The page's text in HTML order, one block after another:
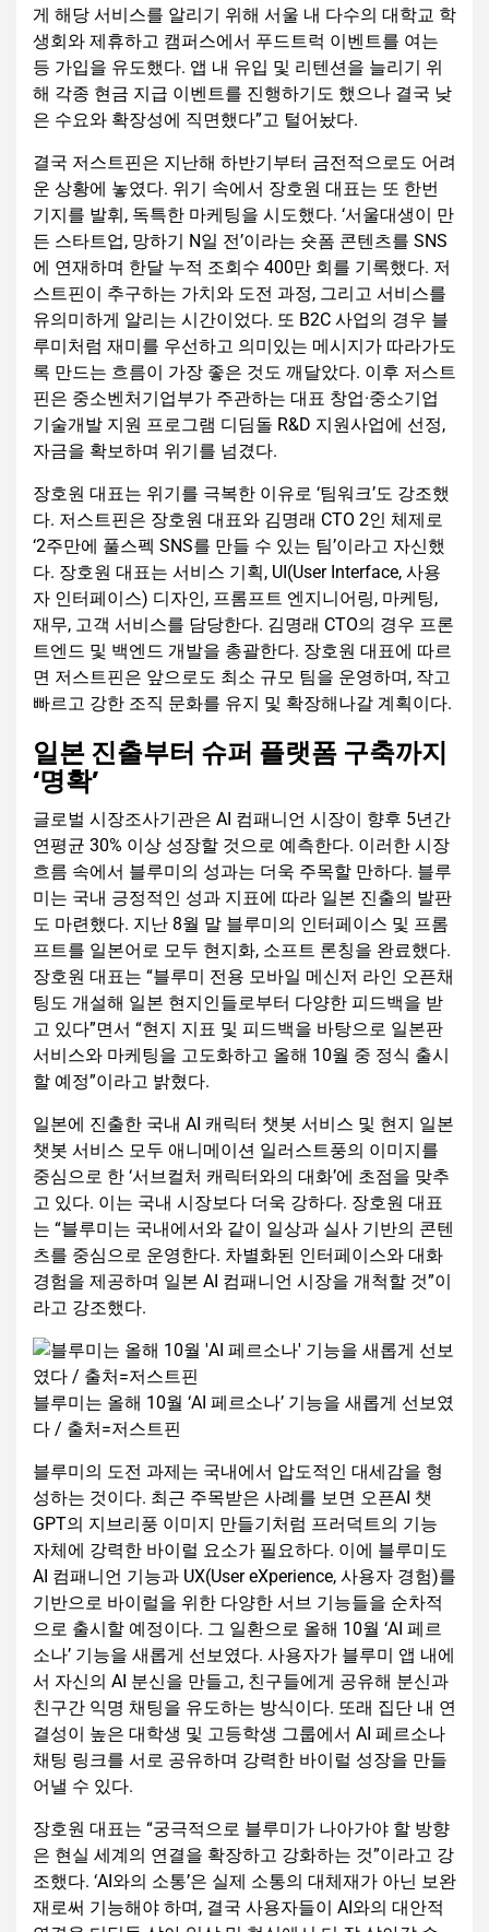
게 해당 서비스를 알리기 위해 서울 내 다수의 대학교 학
생회와 제휴하고 캠퍼스에서 푸드트럭 이벤트를 여는
등 가입을 유도했다. 앱 내 유입 및 리텐션을 늘리기 위
해 각종 현금 지급 이벤트를 진행하기도 했으나 결국 낮
은 수요와 확장성에 직면했다”고 털어놨다.
결국 저스트핀은 지난해 하반기부터 금전적으로도 어려
운 상황에 놓였다. 위기 속에서 장호원 대표는 또 한번
기지를 발휘, 독특한 마케팅을 시도했다. ‘서울대생이 만
든 스타트업, 망하기 N일 전’이라는 숏폼 콘텐츠를 SNS
에 연재하며 한달 누적 조회수 400만 회를 기록했다. 저
스트핀이 추구하는 가치와 도전 과정, 그리고 서비스를
유의미하게 알리는 시간이었다. 또 B2C 사업의 경우 블
루미처럼 재미를 우선하고 의미있는 메시지가 따라가도
록 만드는 흐름이 가장 좋은 것도 깨달았다. 이후 저스트
핀은 중소벤처기업부가 주관하는 대표 창업·중소기업
기술개발 지원 프로그램 디딤돌 R&D 지원사업에 선정,
자금을 확보하며 위기를 넘겼다.
장호원 대표는 위기를 극복한 이유로 ‘팀워크’도 강조했
다. 저스트핀은 장호원 대표와 김명래 CTO 2인 체제로
‘2주만에 풀스펙 SNS를 만들 수 있는 팀’이라고 자신했
다. 장호원 대표는 서비스 기획, UI(User Interface, 사용
자 인터페이스) 디자인, 프롬프트 엔지니어링, 마케팅,
재무, 고객 서비스를 담당한다. 김명래 CTO의 경우 프론
트엔드 및 백엔드 개발을 총괄한다. 장호원 대표에 따르
면 저스트핀은 앞으로도 최소 규모 팀을 운영하며, 작고
빠르고 강한 조직 문화를 유지 및 확장해나갈 계획이다.
일본 진출부터 슈퍼 플랫폼 구축까지
‘명확’
글로벌 시장조사기관은 AI 컴패니언 시장이 향후 5년간
연평균 30% 이상 성장할 것으로 예측한다. 이러한 시장
흐름 속에서 블루미의 성과는 더욱 주목할 만하다. 블루
미는 국내 긍정적인 성과 지표에 따라 일본 진출의 발판
도 마련했다. 지난 8월 말 블루미의 인터페이스 및 프롬
프트를 일본어로 모두 현지화, 소프트 론칭을 완료했다.
장호원 대표는 “블루미 전용 모바일 메신저 라인 오픈채
팅도 개설해 일본 현지인들로부터 다양한 피드백을 받
고 있다”면서 “현지 지표 및 피드백을 바탕으로 일본판
서비스와 마케팅을 고도화하고 올해 10월 중 정식 출시
할 예정”이라고 밝혔다.
일본에 진출한 국내 AI 캐릭터 챗봇 서비스 및 현지 일본
챗봇 서비스 모두 애니메이션 일러스트풍의 이미지를
중심으로 한 ‘서브컬처 캐릭터와의 대화’에 초점을 맞추
고 있다. 이는 국내 시장보다 더욱 강하다. 장호원 대표
는 “블루미는 국내에서와 같이 일상과 실사 기반의 콘텐
츠를 중심으로 운영한다. 차별화된 인터페이스와 대화
경험을 제공하며 일본 AI 컴패니언 시장을 개척할 것”이
라고 강조했다.
블루미는 올해 10월 ‘AI 페르소나’ 기능을 새롭게 선보였
다 / 출처=저스트핀
블루미의 도전 과제는 국내에서 압도적인 대세감을 형
성하는 것이다. 최근 주목받은 사례를 보면 오픈AI 챗
GPT의 지브리풍 이미지 만들기처럼 프러덕트의 기능
자체에 강력한 바이럴 요소가 필요하다. 이에 블루미도
AI 컴패니언 기능과 UX(User eXperience, 사용자 경험)를
기반으로 바이럴을 위한 다양한 서브 기능들을 순차적
으로 출시할 예정이다. 그 일환으로 올해 10월 ‘AI 페르
소나’ 기능을 새롭게 선보였다. 사용자가 블루미 앱 내에
서 자신의 AI 분신을 만들고, 친구들에게 공유해 분신과
친구간 익명 채팅을 유도하는 방식이다. 또래 집단 내 연
결성이 높은 대학생 및 고등학생 그룹에서 AI 페르소나
채팅 링크를 서로 공유하며 강력한 바이럴 성장을 만들
어낼 수 있다.
장호원 대표는 “궁극적으로 블루미가 나아가야 할 방향
은 현실 세계의 연결을 확장하고 강화하는 것”이라고 강
조했다. ‘AI와의 소통’은 실제 소통의 대체재가 아닌 보완
재로써 기능해야 하며, 결국 사용자들이 AI와의 대안적